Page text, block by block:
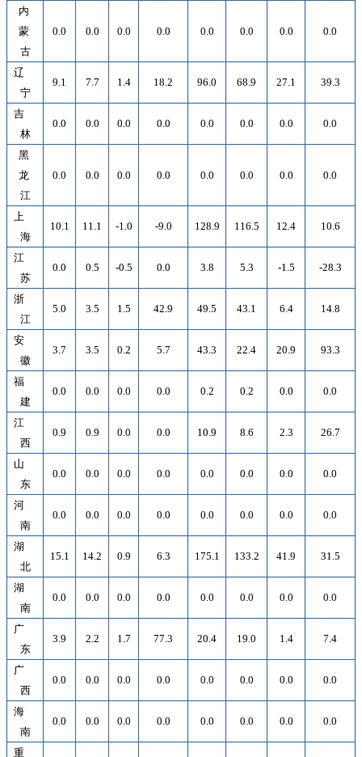
内
蒙
古
0.0 0.0 0.0 0.0 0.0 0.0 0.0 0.0
辽
宁
9.1 7.7 1.4 18.2 96.0 68.9 27.1 39.3
吉
林
0.0 0.0 0.0 0.0 0.0 0.0 0.0 0.0
黑
龙
江
0.0 0.0 0.0 0.0 0.0 0.0 0.0 0.0
上
海
10.1 11.1 -1.0 -9.0 128.9 116.5 12.4 10.6
江
苏
0.0 0.5 -0.5 0.0 3.8 5.3 -1.5 -28.3
浙
江
5.0 3.5 1.5 42.9 49.5 43.1 6.4 14.8
安
徽
3.7 3.5 0.2 5.7 43.3 22.4 20.9 93.3
福
建
0.0 0.0 0.0 0.0 0.2 0.2 0.0 0.0
江
西
0.9 0.9 0.0 0.0 10.9 8.6 2.3 26.7
山
东
0.0 0.0 0.0 0.0 0.0 0.0 0.0 0.0
河
南
0.0 0.0 0.0 0.0 0.0 0.0 0.0 0.0
湖
北
15.1 14.2 0.9 6.3 175.1 133.2 41.9 31.5
湖
南
0.0 0.0 0.0 0.0 0.0 0.0 0.0 0.0
广
东
3.9 2.2 1.7 77.3 20.4 19.0 1.4 7.4
广
西
0.0 0.0 0.0 0.0 0.0 0.0 0.0 0.0
海
南
0.0 0.0 0.0 0.0 0.0 0.0 0.0 0.0
重